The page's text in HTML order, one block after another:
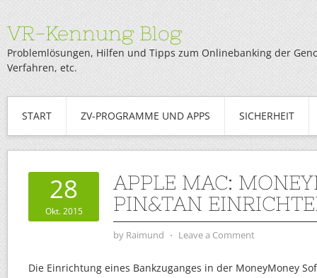
VR-Kennung Blog
Problemlösungen, Hilfen und Tipps zum Onlinebanking der
Verfahren, etc.
START ZV-PROGRAMME UND APPS SICHERHEIT
28
Okt. 2015
APPLE MAC:
PIN&TAN
by Raimund ⋅ Leave a Comment
Die Einrichtung eines Bankzuganges in der MoneyMoney